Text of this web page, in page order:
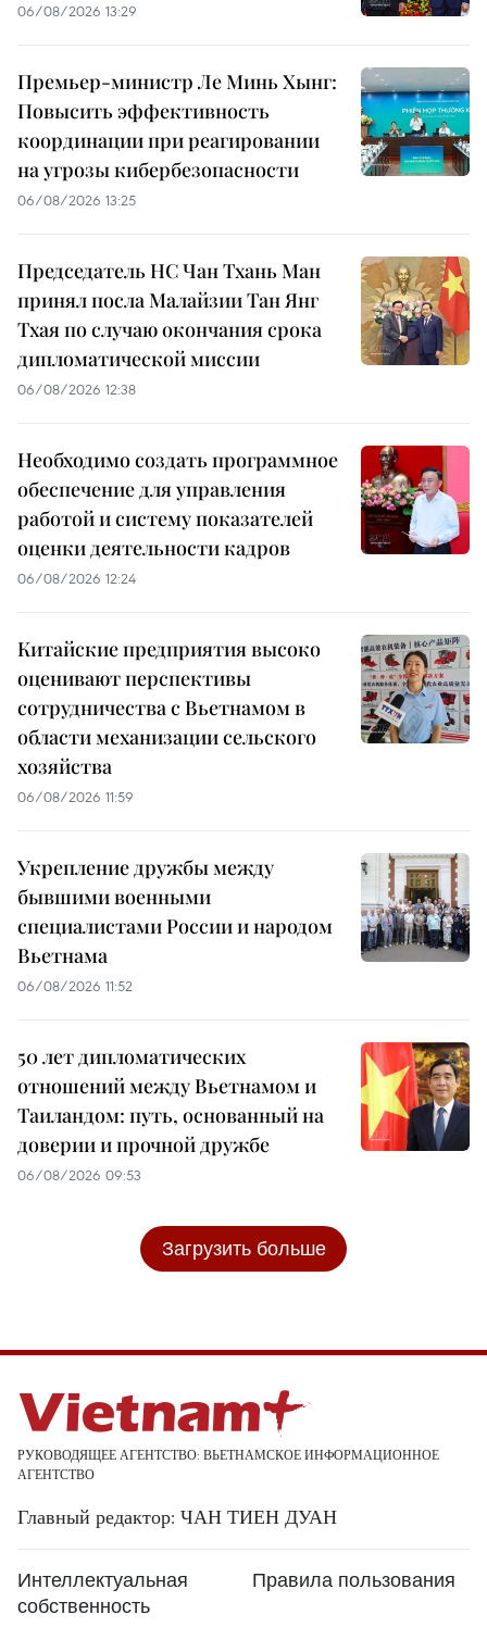
06/08/2026 13:29
Премьер-министр Ле Минь Хынг:
Повысить эффективность
координации при реагировании
на угрозы кибербезопасности
06/08/2026 13:25
Председатель НС Чан Тхань Ман
принял посла Малайзии Тан Янг
Тхая по случаю окончания срока
дипломатической миссии
06/08/2026 12:38
Необходимо создать программное
обеспечение для управления
работой и систему показателей
оценки деятельности кадров
06/08/2026 12:24
Китайские предприятия высоко
оценивают перспективы
сотрудничества с Вьетнамом в
области механизации сельского
хозяйства
06/08/2026 11:59
Укрепление дружбы между
бывшими военными
специалистами России и народом
Вьетнама
06/08/2026 11:52
50 лет дипломатических
отношений между Вьетнамом и
Таиландом: путь, основанный на
доверии и прочной дружбе
06/08/2026 09:53
Загрузить больше
РУКОВОДЯЩЕЕ АГЕНТСТВО: ВЬЕТНАМСКОЕ ИНФОРМАЦИОННОЕ
АГЕНТСТВО
Главный редактор: ЧАН ТИЕН ДУАН
Интеллектуальная
собственность
Правила пользования